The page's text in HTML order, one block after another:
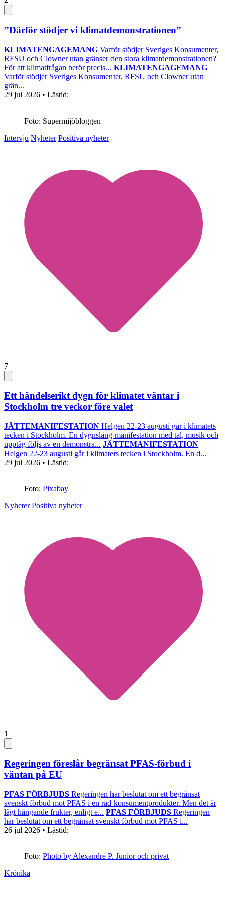
”Därför stödjer vi klimatdemonstrationen”
KLIMATENGAGEMANG Varför stödjer Sveriges Konsumenter,
RFSU och Clowner utan gränser den stora klimatdemonstrationen?
För att klimatfrågan berör precis... KLIMATENGAGEMANG
Varför stödjer Sveriges Konsumenter, RFSU och Clowner utan
grän...
29 jul 2026 • Lästid:
Foto: Supermijöbloggen
Intervju Nyheter Positiva nyheter
7
Ett händelserikt dygn för klimatet väntar i
Stockholm tre veckor före valet
JÄTTEMANIFESTATION Helgen 22-23 augusti går i klimatets
tecken i Stockholm. En dygnslång manifestation med tal, musik och
upptåg följs av en demonstra... JÄTTEMANIFESTATION
Helgen 22-23 augusti går i klimatets tecken i Stockholm. En d...
29 jul 2026 • Lästid:
Foto: Pixabay
Nyheter Positiva nyheter
1
Regeringen föreslår begränsat PFAS-förbud i
väntan på EU
PFAS FÖRBJUDS Regeringen har beslutat om ett begränsat
svenskt förbud mot PFAS i en rad konsumentprodukter. Men det är
lågt hängande frukter, enligt e... PFAS FÖRBJUDS Regeringen
har beslutat om ett begränsat svenskt förbud mot PFAS i...
26 jul 2026 • Lästid:
Foto: Photo by Alexandre P. Junior och privat
Krönika